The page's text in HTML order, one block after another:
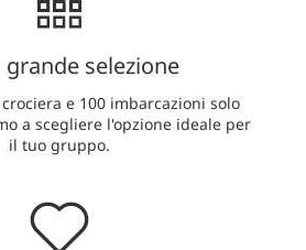
grande selezione
e 100 imbarcazioni solo
a scegliere l'opzione ideale per
il tuo gruppo.